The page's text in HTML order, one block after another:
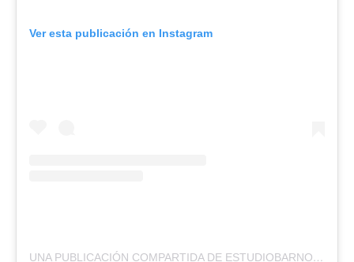
Ver esta publicación en Instagram
UNA PUBLICACIÓN COMPARTIDA DE ESTUDIOBARNO (@ESTUDIOBARNO)